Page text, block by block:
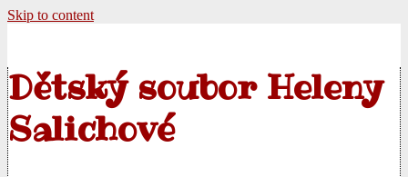
Skip to content
Dětský soubor Heleny
Salichové